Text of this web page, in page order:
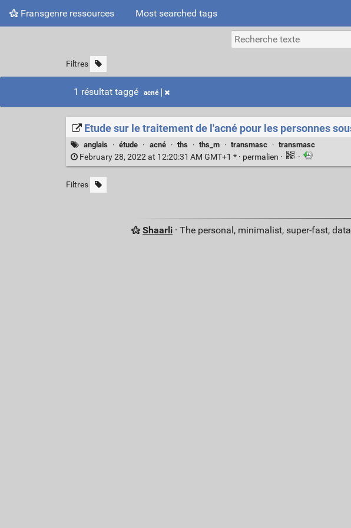
Fransgenre ressources Most searched tags
Filtres
1 résultat taggé acné
Etude sur le traitement de l'acné pour les personnes
anglais · étude · acné · ths · ths_m · transmasc · transmasc
February 28, 2022 at 12:20:31 AM GMT+1 * · permalien · ·
Filtres
Shaarli· The personal, minimalist, super-fast,